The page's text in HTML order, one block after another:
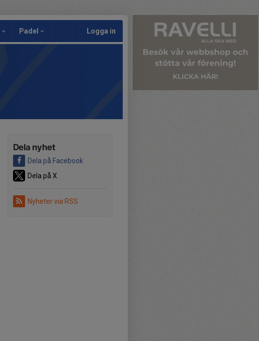
Padel Logga in
Dela nyhet
Dela på Facebook
Dela på X
Nyheter via RSS